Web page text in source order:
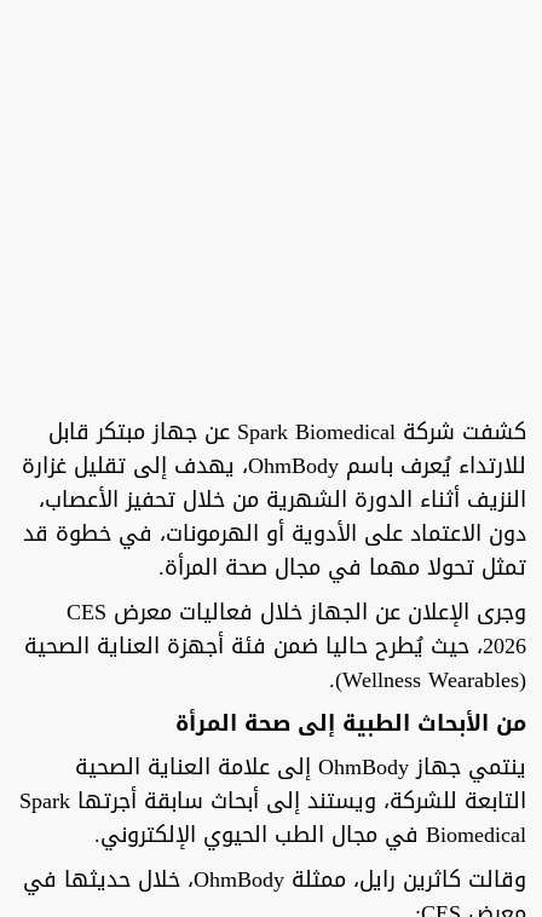
كشفت شركة Spark Biomedical عن جهاز مبتكر قابل
للارتداء يُعرف باسم OhmBody، يهدف إلى تقليل غزارة
النزيف أثناء الدورة الشهرية من خلال تحفيز الأعصاب،
دون الاعتماد على الأدوية أو الهرمونات، في خطوة قد
تمثل تحولا مهما في مجال صحة المرأة.
وجرى الإعلان عن الجهاز خلال فعاليات معرض CES
2026، حيث يُطرح حاليا ضمن فئة أجهزة العناية الصحية
(Wellness Wearables).
من الأبحاث الطبية إلى صحة المرأة
ينتمي جهاز OhmBody إلى علامة العناية الصحية
التابعة للشركة، ويستند إلى أبحاث سابقة أجرتها Spark
Biomedical في مجال الطب الحيوي الإلكتروني.
وقالت كاثرين رايل، ممثلة OhmBody، خلال حديثها في